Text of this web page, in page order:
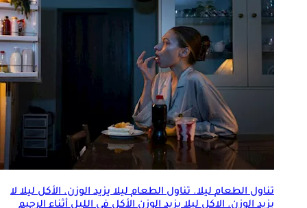
تناولالطعامليلا. تناولالطعامليلا يزيد الوزن. الأكل ليلا لا
يزيد الوزن. الاكل ليلا يزيد الوزن الأكل في الليل أثناء الرجيم